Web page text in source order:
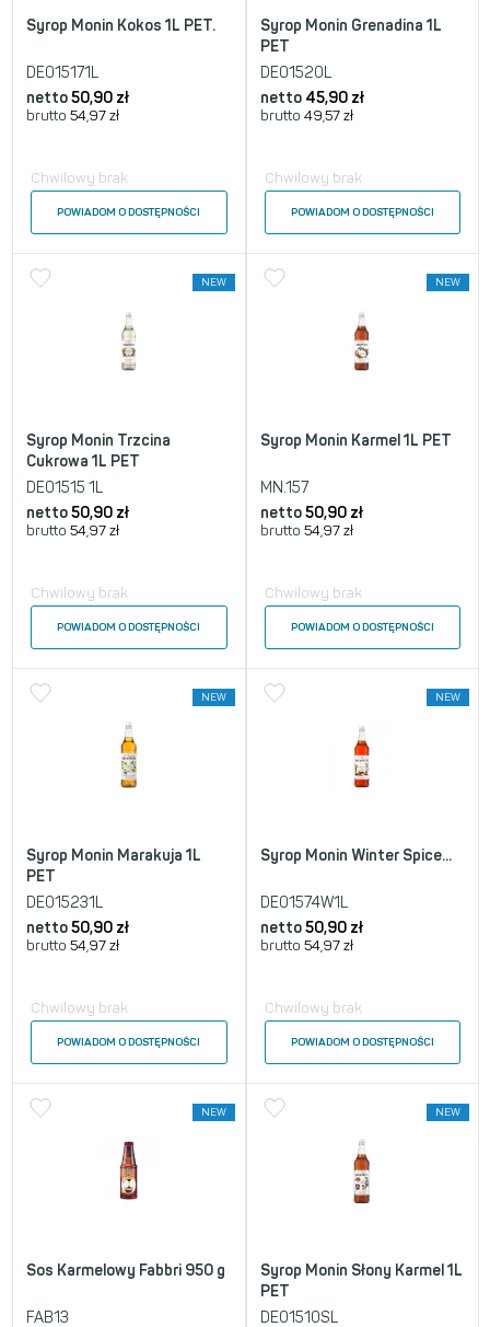
Syrop Monin Kokos 1L PET.
DE015171L
netto50,90 zł
brutto 54,97 zł
Chwilowy brak
POWIADOM O DOSTĘPNOŚCI
Syrop Monin Grenadina 1L
PET
DE01520L
netto 45,90 zł
brutto 49,57 zł
Chwilowy brak
POWIADOM O DOSTĘPNOŚCI
NEW
Syrop Monin Trzcina
Cukrowa 1L PET
DE01515 1L
netto50,90 zł
brutto 54,97 zł
Chwilowy brak
POWIADOM O DOSTĘPNOŚCI
NEW
Syrop Monin Karmel 1L PET
MN.157
netto 50,90 zł
brutto 54,97 zł
Chwilowy brak
POWIADOM O DOSTĘPNOŚCI
NEW
Syrop Monin Marakuja 1L
PET
DE015231L
netto50,90 zł
brutto 54,97 zł
Chwilowy brak
POWIADOM O DOSTĘPNOŚCI
NEW
Syrop Monin Winter Spice...
DE01574W1L
netto 50,90 zł
brutto 54,97 zł
Chwilowy brak
POWIADOM O DOSTĘPNOŚCI
NEW
Sos Karmelowy Fabbri 950 g
FAB13
NEW
Syrop Monin Słony Karmel 1L
PET
DE01510SL